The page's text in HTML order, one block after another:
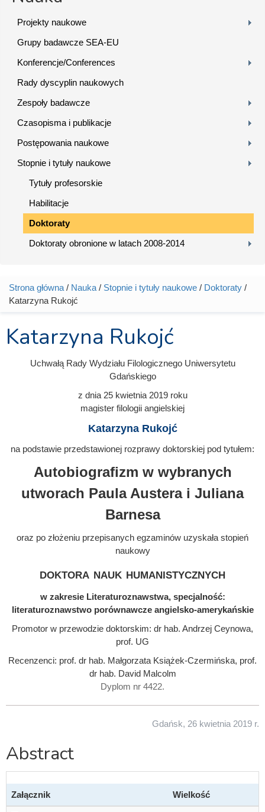
Projekty naukowe
Grupy badawcze SEA-EU
Konferencje/Conferences
Rady dyscyplin naukowych
Zespoły badawcze
Czasopisma i publikacje
Postępowania naukowe
Stopnie i tytuły naukowe
Tytuły profesorskie
Habilitacje
Doktoraty
Doktoraty obronione w latach 2008-2014
Jesteś tutaj
Strona główna / Nauka / Stopnie i tytuły naukowe / Doktoraty /
Katarzyna Rukojć
Katarzyna Rukojć
Uchwałą Rady Wydziału Filologicznego Uniwersytetu
Gdańskiego
z dnia 25 kwietnia 2019roku
magister filologii angielskiej
Katarzyna Rukojć
na podstawie przedstawionej rozprawy doktorskiej pod tytułem:
Autobiografizm w wybranych
utworach Paula Austera i Juliana
Barnesa
oraz po złożeniu przepisanych egzaminów uzyskała stopień
naukowy
doktora nauk humanistycznych
w zakresie Literaturoznawstwa, specjalność:
literaturoznawstwo porównawcze angielsko-amerykańskie
Promotor w przewodzie doktorskim: dr hab. Andrzej Ceynowa,
prof. UG
Recenzenci: prof. dr hab. Małgorzata Książek-Czermińska, prof.
dr hab. David Malcolm
Dyplom nr 4422.
Gdańsk, 26 kwietnia 2019 r.
Abstract
Załącznik Wielkość